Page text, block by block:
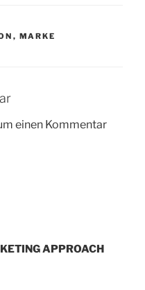
, MARKE
einen Kommentar
APPROACH